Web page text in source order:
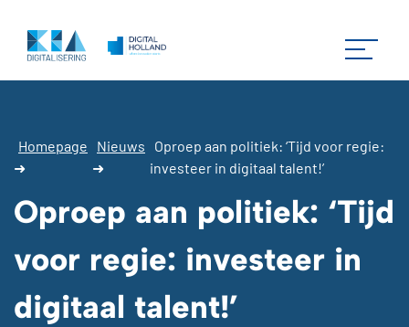
Homepage
➜
Nieuws
➜
Oproep aan politiek: ‘Tijd voor regie:
investeer in digitaal talent!’
Oproep aan politiek: ‘Tijd
voor regie: investeer in
digitaal talent!’